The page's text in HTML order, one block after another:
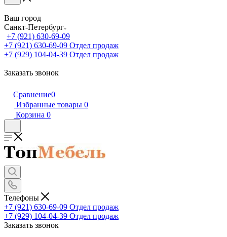
Ваш город
Санкт-Петербург
+7 (921) 630-69-09
+7 (921) 630-69-09 Отдел продаж
+7 (929) 104-04-39 Отдел продаж
Заказать звонок
Сравнение0
Избранные товары 0
Корзина 0
Телефоны
+7 (921) 630-69-09 Отдел продаж
+7 (929) 104-04-39 Отдел продаж
Заказать звонок